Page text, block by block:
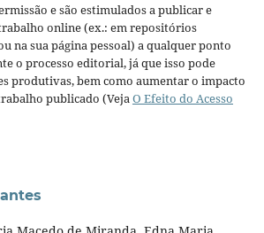
e são estimulados a publicar e
online (ex.: em repositórios
na sua página pessoal) a qualquer ponto
o processo editorial, já que isso pode
produtivas, bem como aumentar o impacto
publicado (VejaO Efeito do Acesso